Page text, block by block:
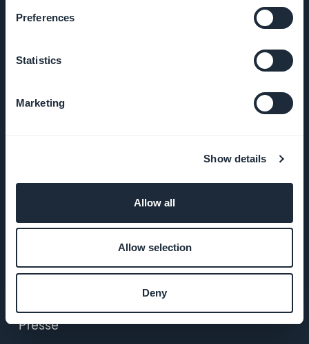
Preferences
Statistics
Marketing
Show details
Allow all
Allow selection
Deny
ADN
Startup
Presse